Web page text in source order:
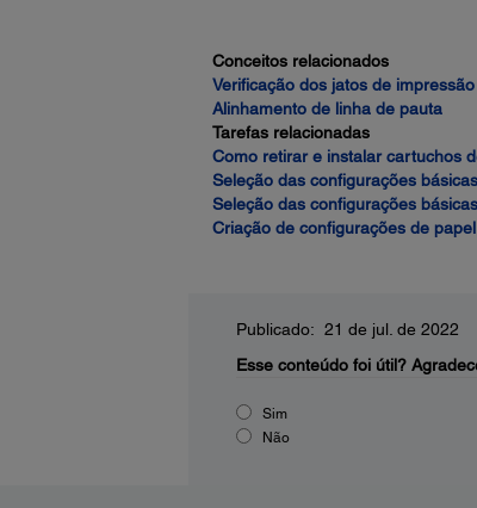
Conceitos relacionados
Verificação dos jatos de impressão
Alinhamento de linha de pauta
Tarefas relacionadas
Como retirar e instalar cartuchos
Seleção das configurações
Seleção das configurações
Criação de configurações de
Publicado: 21 de jul. de 2022
Esse conteúdo foi útil?
Sim
Não